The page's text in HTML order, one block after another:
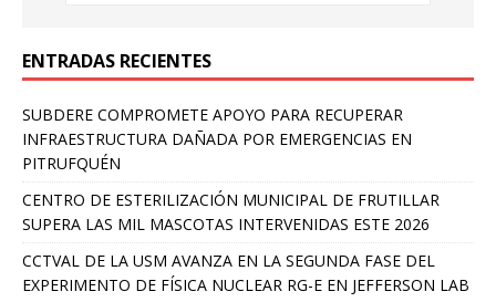
ENTRADAS RECIENTES
SUBDERE COMPROMETE APOYO PARA RECUPERAR
INFRAESTRUCTURA DAÑADA POR EMERGENCIAS EN
PITRUFQUÉN
CENTRO DE ESTERILIZACIÓN MUNICIPAL DE FRUTILLAR
SUPERA LAS MIL MASCOTAS INTERVENIDAS ESTE 2026
CCTVAL DE LA USM AVANZA EN LA SEGUNDA FASE DEL
EXPERIMENTO DE FÍSICA NUCLEAR RG-E EN JEFFERSON LAB